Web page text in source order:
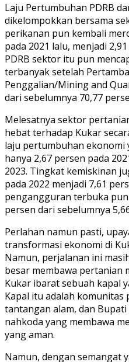
Laju Pertumbuhan PDRB
dikelompokkan bersama
perikanan pun kembali
pada 2021 lalu, menjadi
PDRB sektor itu pun
terbanyak setelah
Penggalian/Mining and
dari sebelumnya 70,77
Melesatnya sektor
hebat terhadap Kukar
laju pertumbuhan ekonomi
hanya 2,67 persen pada
2023. Tingkat kemiskinan
pada 2022 menjadi 7,61
pengangguran terbuka
persen dari sebelumnya
Perlahan namun pasti,
transformasi ekonomi di
Namun, perjalanan ini
besar membawa pertanian
Kukar ibarat sebuah kapal
Kapal itu adalah komunitas
tantangan alam, dan Bupati
nahkoda yang membawa
yang aman.
Namun, dengan semangat